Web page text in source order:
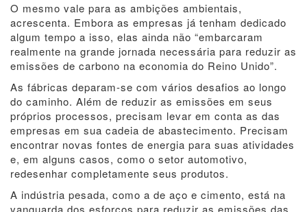
O mesmo vale para as ambições ambientais,
acrescenta. Embora as empresas já tenham dedicado
algum tempo a isso, elas ainda não “embarcaram
realmente na grande jornada necessária para reduzir as
emissões de carbono na economia do Reino Unido”.
As fábricas deparam-se com vários desafios ao longo
do caminho. Além de reduzir as emissões em seus
próprios processos, precisam levar em conta as das
empresas em sua cadeia de abastecimento. Precisam
encontrar novas fontes de energia para suas atividades
e, em alguns casos, como o setor automotivo,
redesenhar completamente seus produtos.
A indústria pesada, como a de aço e cimento, está na
vanguarda dos esforços para reduzir as emissões das